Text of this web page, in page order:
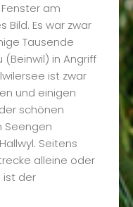
am
Es war zwar
Tausende
(Beinwil) in Angriff
ist zwar
und einigen
schönen
Seengen
Seitens
alleine oder
ist der